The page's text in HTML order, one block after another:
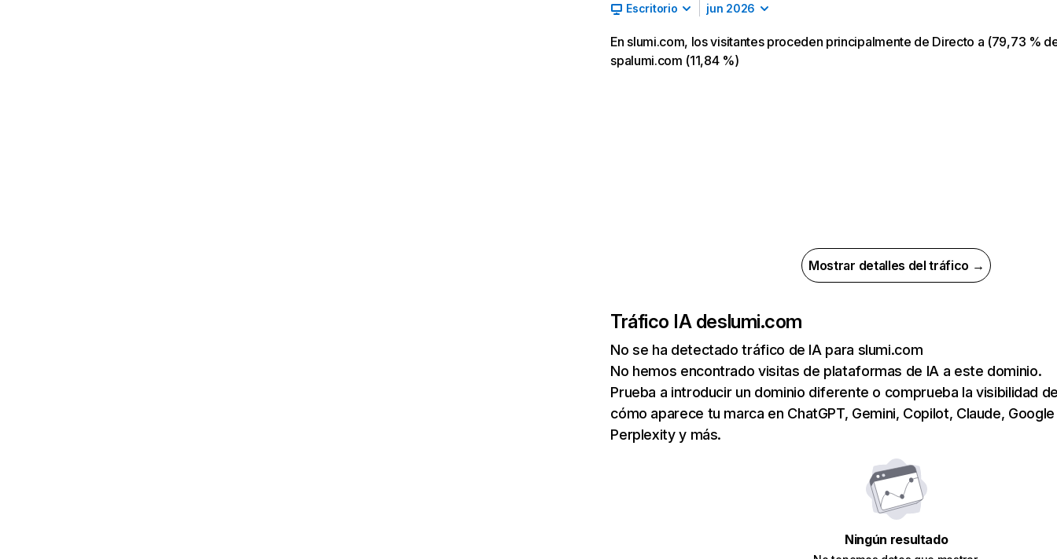
Escritorio jun 2026
En slumi.com, los visitantes proceden principalmente de Directo a (79,73 %
spalumi.com (11,84 %)
Mostrar detalles del tráfico →
Tráfico IA deslumi.com
No se ha detectado tráfico de IA para slumi.com
No hemos encontrado visitas de plataformas de IA a este dominio.
Prueba a introducir un dominio diferente o comprueba la visibilidad
cómo aparece tu marca en ChatGPT, Gemini, Copilot, Claude,
Perplexity y más.
Ningún resultado